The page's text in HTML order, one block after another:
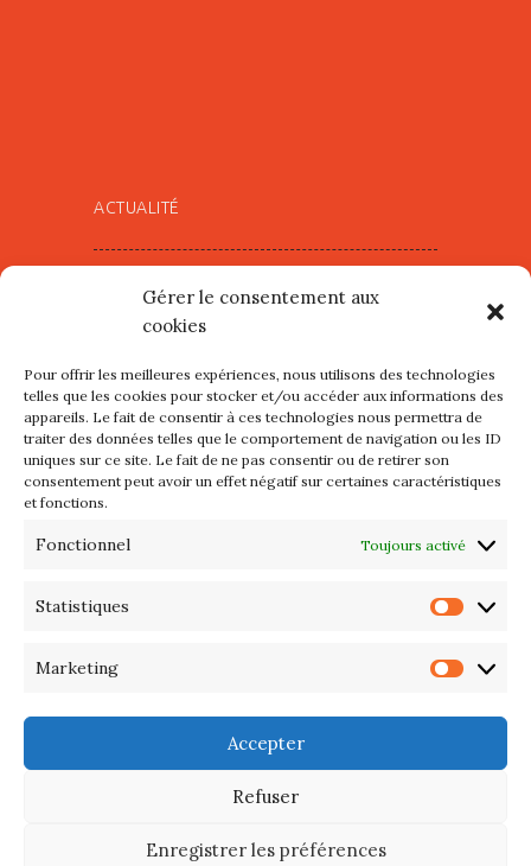
Gérer le consentement aux
cookies
Pour offrir les meilleures expériences, nous utilisons des technologies
telles que les cookies pour stocker et/ou accéder aux informations des
appareils. Le fait de consentir à ces technologies nous permettra de
traiter des données telles que le comportement de navigation ou les ID
uniques sur ce site. Le fait de ne pas consentir ou de retirer son
consentement peut avoir un effet négatif sur certaines caractéristiques
et fonctions.
Fonctionnel Toujours activé
Statistiques
Marketing
Accepter
Refuser
Enregistrer les préférences
ACTUALITÉ
mercredi 12 et jeudi 13 août
2026
Les petits formats du Port
d’Orange : Mercredi 22 juillet de
10h à 20h
2026 – Maison du Phare de
d’artistes – 13 et 14 Septembre